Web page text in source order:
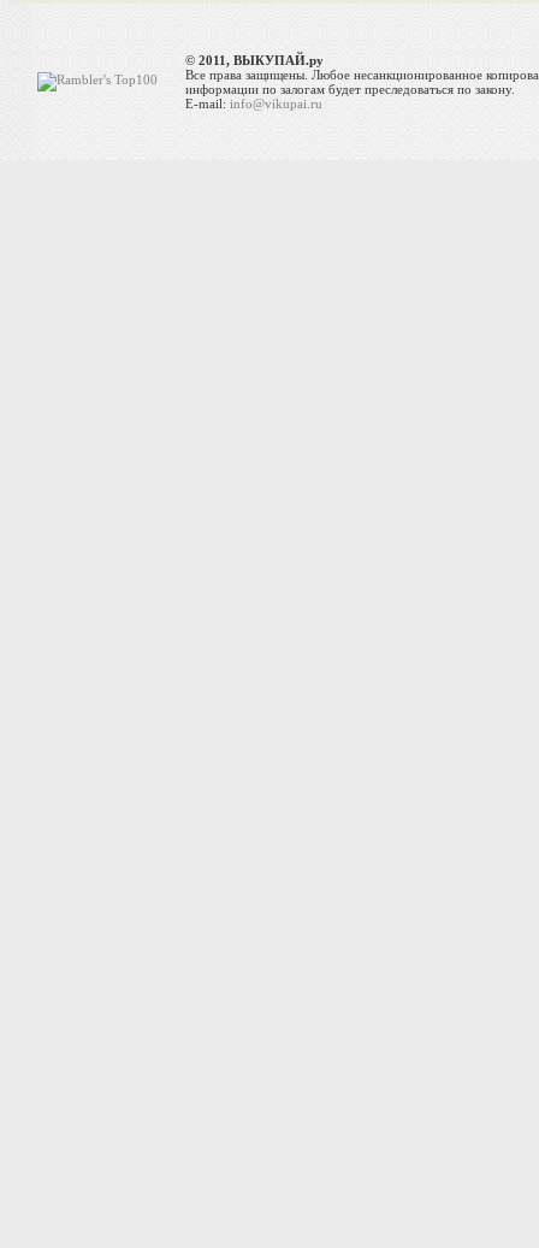
© 2011, ВЫКУПАЙ.ру
Все права защищены. Любое несанкционированное
информации по залогам будет преследоваться по закону.
E-mail:info@vikupai.ru